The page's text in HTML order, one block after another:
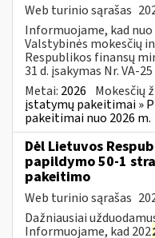
Web turinio sąrašas
Informuojame, kad nuo
Valstybinės mokesčių
Respublikos finansų
31 d. įsakymas Nr. VA-25
Metai: 2026 Mokesčių
įstatymų pakeitimai »
pakeitimai nuo 2026 m.
Dėl Lietuvos
papildymo 50-1
pakeitimo
Web turinio sąrašas
Dažniausiai
Informuojame, kad 202